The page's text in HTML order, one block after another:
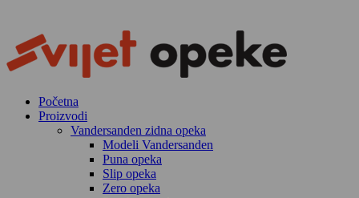
content
Početna
Proizvodi
Vandersanden zidna opeka
Modeli Vandersanden
Puna opeka
Slip opeka
Zero opeka